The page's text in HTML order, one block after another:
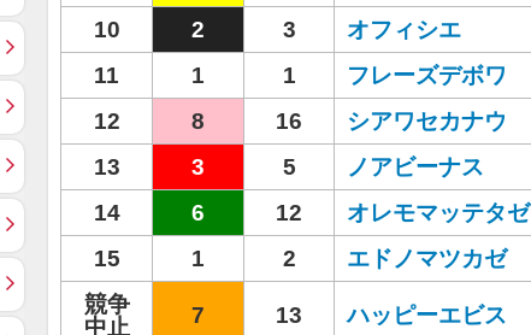
10
2 3 オフィシエ
11
1 1 フレーズデボワ
12
8 16 シアワセカナウ
13
3 5 ノアビーナス
14
6 12 オレモマッテタゼ
15
1 2 エドノマツカゼ
競争
中止
7 13 ハッピーエビス